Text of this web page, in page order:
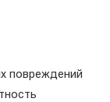
повреждений